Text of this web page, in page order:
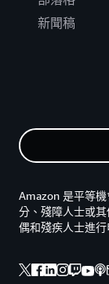
新聞稿
Amazon 是平等
分、殘障人士或
偶和殘疾人士進行